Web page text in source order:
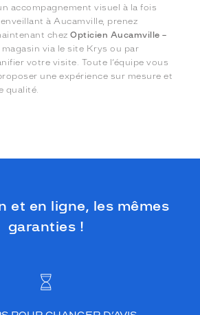
accompagnement visuel à la fois
à Aucamville, prenez
chezOpticien Aucamville –
via le site Krys ou par
votre visite. Toute l’équipe vous
une expérience sur mesure et
qualité.
et en ligne, les mêmes
garanties !